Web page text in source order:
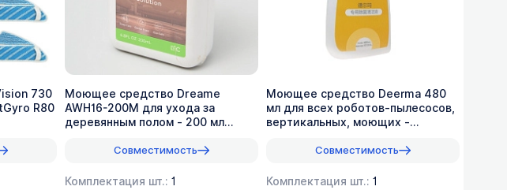
730
R80
Моющее средство Dreame
AWH16-200M для ухода за
деревянным полом - 200 мл
Совместимость
Комплектация шт.:1
Моющее средство Deerma 480
мл для всех роботов-пылесосов,
вертикальных, моющих -
Совместимость
Комплектация шт.:1